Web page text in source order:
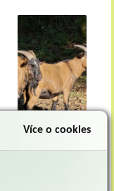
Více o cookies